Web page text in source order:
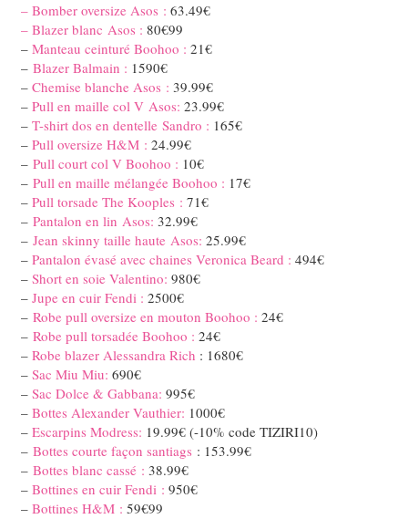
– Bomber oversize Asos : 63.49€
– Blazer blanc Asos : 80€99
– Manteau ceinturé Boohoo : 21€
– Blazer Balmain : 1590€
– Chemise blanche Asos : 39.99€
– Pull en maille col V Asos: 23.99€
– T-shirt dos en dentelle Sandro : 165€
– Pull oversize H&M : 24.99€
– Pull court col V Boohoo : 10€
– Pull en maille mélangée Boohoo : 17€
– Pull torsade The Kooples : 71€
– Pantalon en lin Asos: 32.99€
– Jean skinny taille haute Asos: 25.99€
– Pantalon évasé avec chaines Veronica Beard : 494€
– Short en soie Valentino: 980€
– Jupe en cuir Fendi : 2500€
– Robe pull oversize en mouton Boohoo : 24€
– Robe pull torsadée Boohoo : 24€
– Robe blazer Alessandra Rich : 1680€
– Sac Miu Miu: 690€
– Sac Dolce & Gabbana: 995€
– Bottes Alexander Vauthier: 1000€
– Escarpins Modress: 19.99€ (-10% code TIZIRI10)
– Bottes courte façon santiags : 153.99€
– Bottes blanc cassé : 38.99€
– Bottines en cuir Fendi : 950€
– Bottines H&M : 59€99